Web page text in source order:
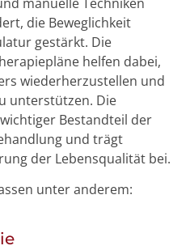
die Beweglichkeit
gestärkt. Die
helfen dabei,
wiederherzustellen und
unterstützen. Die
Bestandteil der
und trägt
der Lebensqualität bei.
unter anderem: